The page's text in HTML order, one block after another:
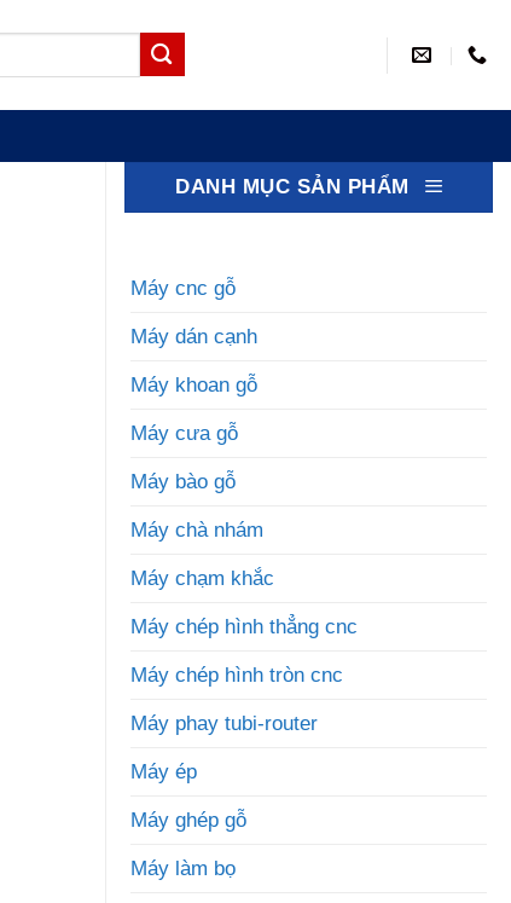
DANH MỤC SẢN PHẨM
Máy cnc gỗ
Máy dán cạnh
Máy khoan gỗ
Máy cưa gỗ
Máy bào gỗ
Máy chà nhám
Máy chạm khắc
Máy chép hình thẳng cnc
Máy chép hình tròn cnc
Máy phay tubi-router
Máy ép
Máy ghép gỗ
Máy làm bọ